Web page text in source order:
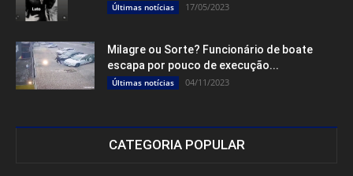
Últimas notícias 17/05/2023
Milagre ou Sorte? Funcionário de boate
escapa por pouco de execução...
Últimas notícias 04/11/2023
CATEGORIA POPULAR